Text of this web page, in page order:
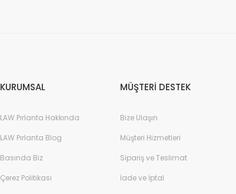
KURUMSAL
LAW Pırlanta Hakkında
LAW Pırlanta Blog
Basında Biz
Çerez Politikası
MÜŞTERİ DESTEK
Bize Ulaşın
Müşteri Hizmetleri
Sipariş ve Teslimat
İade ve İptal